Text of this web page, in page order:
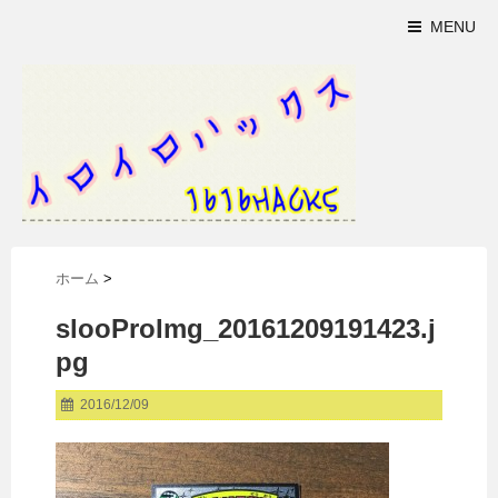
MENU
ホーム >
slooProImg_20161209191423.j
pg
2016/12/09